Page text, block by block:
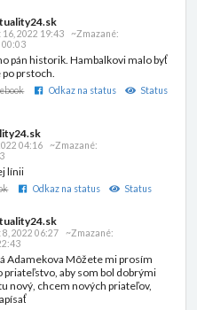
16, 2022 19:43
~Zmazané:
00:03
pán historik. Hambalkovi malo byť
prstoch.
Odkaz na status
Status
04:16
~Zmazané:
línii
Odkaz na status
Status
8, 2022 06:27
~Zmazané:
Adamekova Môžete mi prosím
priateľstvo, aby som bol dobrými
nový, chcem nových priateľov,